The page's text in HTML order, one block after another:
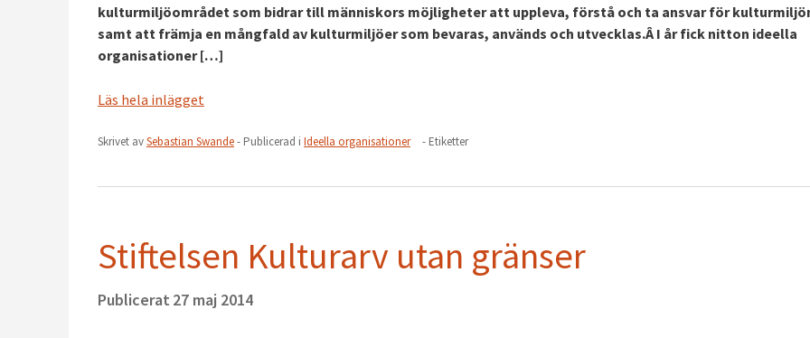
kulturmiljöområdet som bidrar till människors möjligheter att uppleva, förstå och ta ansvar för
samt att främja en mångfald av kulturmiljöer som bevaras, används och utvecklas.Â I år fick nitton ideella
organisationer […]
Läs hela inlägget
Skrivet avSebastian Swande- Publicerad i Ideella organisationer - Etiketter
Stiftelsen Kulturarv utan gränser
Publicerat 27 maj 2014